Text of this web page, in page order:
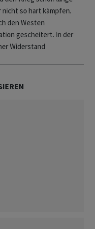
nicht so hart kämpfen.
den Westen
gescheitert. In der
Widerstand